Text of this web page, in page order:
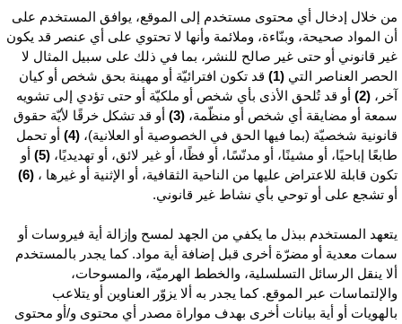
خلال إدخال أي محتوى مستخدم إلى الموقع، يوافق المستخدم على
المواد صحيحة، وبنّاءة، وملائمة وأنها لا تحتوي على أي عنصر قد يكون
قانوني أو حتى غير صالح للنشر، بما في ذلك على سبيل المثال لا
العناصر التي (1)
قد تكون افترائيّة أو مهينة بحق شخص أو كيان
(2)
أو قد تُلحق الأذى بأي شخص أو ملكيّة أو حتى تؤدي إلى تشويه
أو مضايقة أي شخص أو منظّمة،(3)
أو قد تشكل خرقًا لأيّة حقوق
شخصيّة (بما فيها الحق في الخصوصية أو العلانية)،(4)
أو تحمل
إباحيًا، أو مشينًا، أو مدنّسًا، أو فظًا، أو غير لائق، أو تهديديًا،(5)
أو
قابلة للاعتراض عليها من الناحية الثقافية، أو الإثنية أو غيرها ، (6)
تشجع على أو توحي بأي نشاط غير قانوني.
المستخدم ببذل ما يكفي من الجهد لمسح وإزالة أية فيروسات أو
معدية أو مضرّة أخرى قبل إضافة أية مواد. كما يجدر بالمستخدم
ينقل الرسائل التسلسلية، والخطط الهرميّة، والمسوحات،
عبر الموقع. كما يجدر به ألا يزوّر العناوين أو يتلاعب
أو أية بيانات أخرى بهدف مواراة مصدر أي محتوى و/أو محتوى